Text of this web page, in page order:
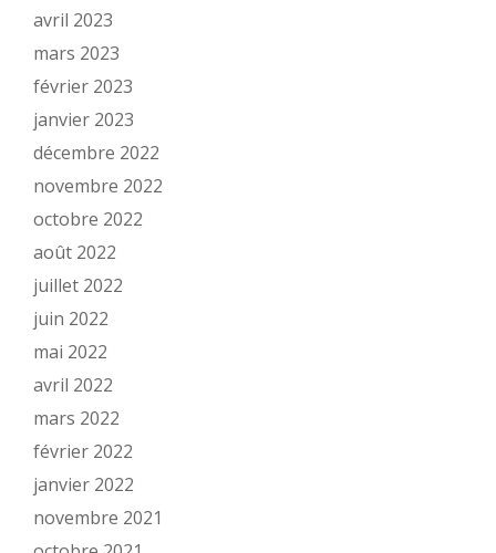
avril 2023
mars 2023
février 2023
janvier 2023
décembre 2022
novembre 2022
octobre 2022
août 2022
juillet 2022
juin 2022
mai 2022
avril 2022
mars 2022
février 2022
janvier 2022
novembre 2021